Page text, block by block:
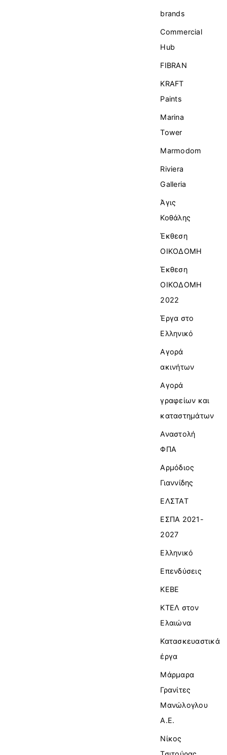
brands
Commercial
Ηub
FIBRAN
KRAFT
Paints
Marina
Tower
Marmodom
Riviera
Galleria
Άγις
Κοθάλης
Έκθεση
ΟΙΚΟΔΟΜΗ
Έκθεση
ΟΙΚΟΔΟΜΗ
2022
Έργα στο
Ελληνικό
Αγορά
ακινήτων
Αγορά
γραφείων και
καταστημάτων
Αναστολή
ΦΠΑ
Αρμόδιος
Γιαννίδης
ΕΛΣΤΑΤ
ΕΣΠΑ 2021-
2027
Ελληνικό
Επενδύσεις
ΚΕΒΕ
ΚΤΕΛ στον
Ελαιώνα
Κατασκευαστικά
έργα
Μάρμαρα
Γρανίτες
Μανώλογλου
Α.Ε.
Νίκος